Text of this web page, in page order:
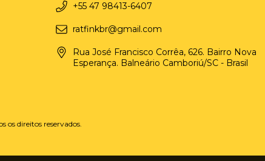
+55 47 98413-6407
ratfinkbr@gmail.com
Rua José Francisco Corrêa, 626. Bairro Nova
Esperança. Balneário Camboriú/SC - Brasil
os direitos reservados.